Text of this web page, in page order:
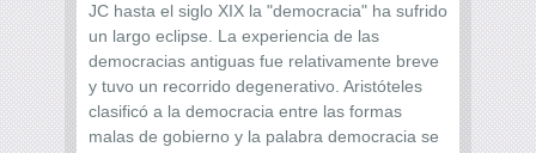
JC hasta el siglo XIX la "democracia" ha sufrido
un largo eclipse. La experiencia de las
democracias antiguas fue relativamente breve
y tuvo un recorrido degenerativo. Aristóteles
clasificó a la democracia entre las formas
malas de gobierno y la palabra democracia se